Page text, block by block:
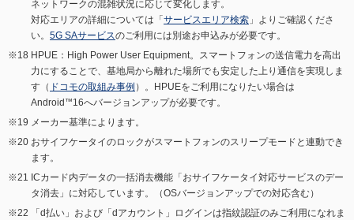
ネットワークの混雑状況に応じて変化します。
対応エリアの詳細については「 サービスエリア検索 」よりご確認くださ
い。 5G SAサービスのご利用には別途お申込みが必要です。
HPUE：High Power User Equipment。スマートフォンの送信電力を高出
力にすることで、基地局から離れた場所でも安定した上り通信を実現しま
す（ ドコモの取組み事例 ）。HPUEをご利用になりたい場合は
Android ™16へバージョンアップが必要です。
メーカー基準によります。
おサイフケータイのロックがスマートフォンのスリープモードと連動でき
ます。
ICカード内データの一括消去機能「おサイフケータイ対応サービスのデー
タ消去」に対応しています。（OSバージョンアップでの対応含む）
「d払い」および「dアカウント」ログインは指紋認証のみご利用になれま